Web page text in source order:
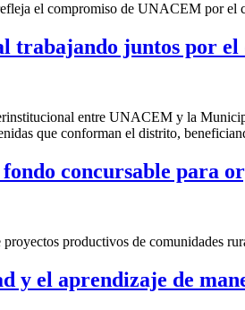
el compromiso de UNACEM por el
trabajando juntos por el
entre UNACEM y la
que conforman el distrito,
concursable para
productivos de comunidades
y el aprendizaje de